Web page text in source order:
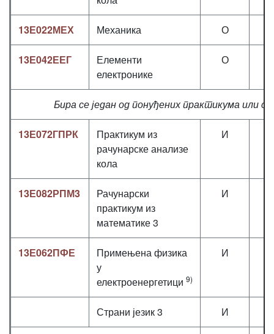
13Е022МЕХ Механика О
13Е042ЕЕГ
Елементи
електронике
О
Бира се један од понуђених практикума или
13Е072ГПРК
Практикум из
рачунарске анализе
кола
И
13Е082РПМ3
Рачунарски
практикум из
математике 3
И
13Е062ПФЕ
Примењена физика
у
електроенергетици 9)
И
Страни језик 3 И